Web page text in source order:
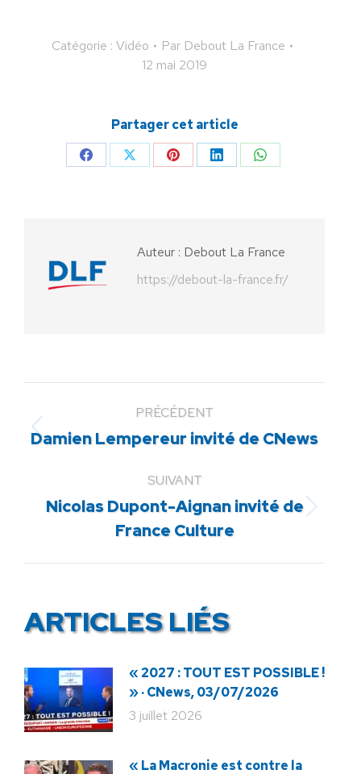
Catégorie : Vidéo Par Debout La France
12 mai 2019
Partager cet article
PartagerPartagerPartagerPartagerPartager
Auteur : Debout La France
https://debout-la-france.fr/
PRÉCÉDENT
Article
:
Damien Lempereur invité de CNews
SUIVANT
Article
suivant
Nicolas Dupont-Aignan invité de
France Culture
ARTICLES LIÉS
« 2027 : TOUT EST POSSIBLE !
» · CNews, 03/07/2026
3 juillet 2026
« La Macronie est contre la